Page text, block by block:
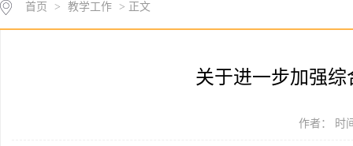
首页 > 教学工作 > 正文
关于进一步加强
作者： 时